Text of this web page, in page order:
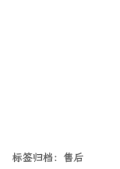
标签归档： 售后